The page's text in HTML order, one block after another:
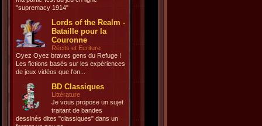
"supremacy 1914"
Lords of the Realm -
Bataille pour la
Couronne
Récits et Ecriture
Oyez Oyez braves gens du Refuge !
Les fictions basés sur les expériences
de jeux vidéos que l'on...
BD Classiques
Littérature
Je vous propose un sujet
traitant de bandes
dessinés dites "classiques" dans un